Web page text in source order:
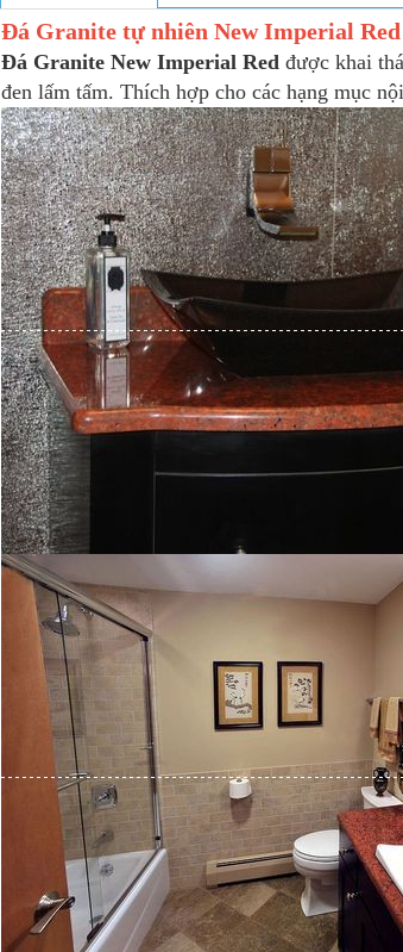
Đá Granite tự nhiên New Imperial
Đá Granite New Imperial Red được khai
đen lấm tấm. Thích hợp cho các hạng mục